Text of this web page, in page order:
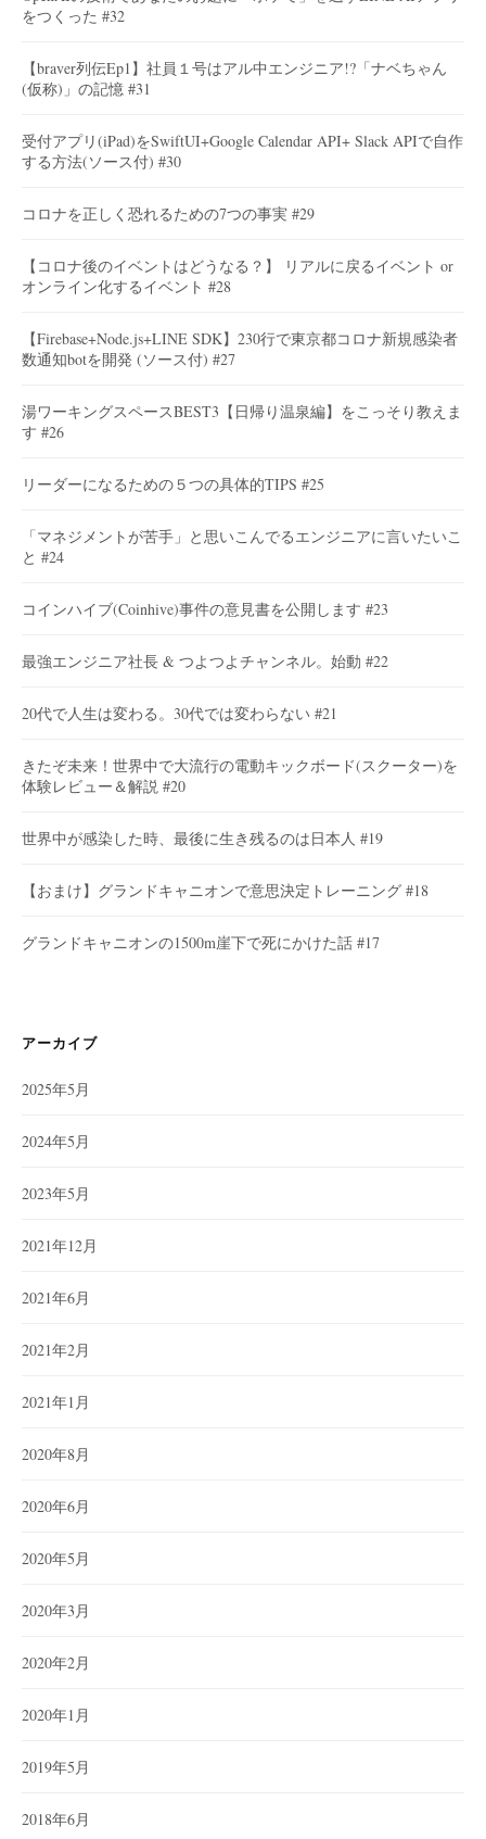
をつくった #32
【braver列伝Ep1】社員１号はアル中エンジニア!?「ナベちゃん
(仮称)」の記憶 #31
受付アプリ(iPad)をSwiftUI+Google Calendar API+ Slack APIで自作
する方法(ソース付) #30
コロナを正しく恐れるための7つの事実 #29
【コロナ後のイベントはどうなる？】 リアルに戻るイベント or
オンライン化するイベント #28
【Firebase+Node.js+LINE SDK】230行で東京都コロナ新規感染者
数通知botを開発 (ソース付) #27
湯ワーキングスペースBEST3【日帰り温泉編】をこっそり教えま
す #26
リーダーになるための５つの具体的TIPS #25
「マネジメントが苦手」と思いこんでるエンジニアに言いたいこ
と #24
コインハイブ(Coinhive)事件の意見書を公開します #23
最強エンジニア社長 & つよつよチャンネル。始動 #22
20代で人生は変わる。30代では変わらない #21
きたぞ未来！世界中で大流行の電動キックボード(スクーター)を
体験レビュー＆解説 #20
世界中が感染した時、最後に生き残るのは日本人 #19
【おまけ】グランドキャニオンで意思決定トレーニング #18
グランドキャニオンの1500m崖下で死にかけた話 #17
アーカイブ
2025年5月
2024年5月
2023年5月
2021年12月
2021年6月
2021年2月
2021年1月
2020年8月
2020年6月
2020年5月
2020年3月
2020年2月
2020年1月
2019年5月
2018年6月